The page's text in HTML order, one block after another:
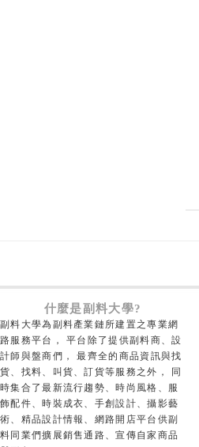
什麼是副料大學?
副料大學為副料產業鏈所建置之專業網
路服務平台， 平台除了提供副料商、設
計師與盤商們， 最齊全的商品資訊與找
貨、找料、叫貨、訂貨等服務之外， 同
時集合了最新流行趨勢、時尚風格、服
飾配件、時裝成衣、手創設計、攝影藝
術、精品設計情報、網路開店平台供副
料同業們擴展銷售通路、宣傳自家商品